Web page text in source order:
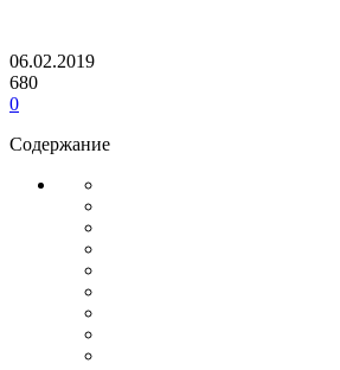
06.02.2019
680
0
Содержание